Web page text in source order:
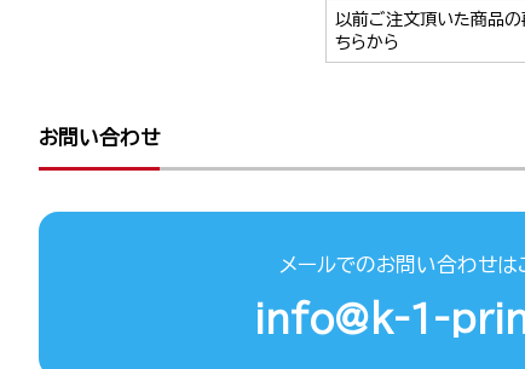
以前ご注文頂いた商品の
ちらから
お問い合わせ
メールでのお問い合わせは
info@k-1-